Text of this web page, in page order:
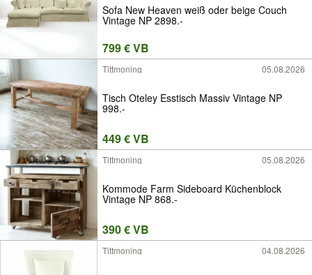
Sofa New Heaven weiß oder beige Couch
Vintage NP 2898.-
799 € VB
Tittmoning 05.08.2026
Tisch Oteley Esstisch Massiv Vintage NP
998.-
449 € VB
Tittmoning 05.08.2026
Kommode Farm Sideboard Küchenblock
Vintage NP 868.-
390 € VB
Tittmoning 04.08.2026